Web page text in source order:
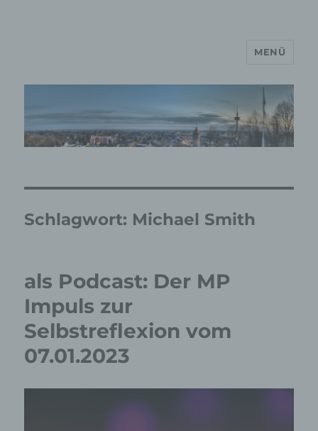
MP Mario Porten Beratung
Training Coaching
MENÜ
Schlagwort: Michael Smith
als Podcast: Der MP
Impuls zur
Selbstreflexion vom
07.01.2023